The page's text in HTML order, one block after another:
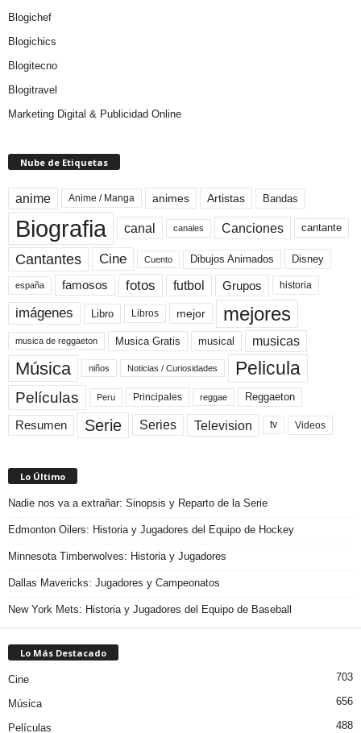
Blogichef
Blogichics
Blogitecno
Blogitravel
Marketing Digital & Publicidad Online
Nube de Etiquetas
anime Anime / Manga animes Artistas Bandas
Biografia canal canales Canciones cantante
Cantantes Cine Cuento Dibujos Animados Disney
españa famosos fotos futbol Grupos historia
imágenes Libro Libros mejor mejores
musica de reggaeton Musica Gratis musical musicas
Música niños Noticias / Curiosidades Pelicula
Películas Peru Principales reggae Reggaeton
Resumen Serie Series Television tv Videos
Lo Último
Nadie nos va a extrañar: Sinopsis y Reparto de la Serie
Edmonton Oilers: Historia y Jugadores del Equipo de Hockey
Minnesota Timberwolves: Historia y Jugadores
Dallas Mavericks: Jugadores y Campeonatos
New York Mets: Historia y Jugadores del Equipo de Baseball
Lo Más Destacado
Cine 703
Música 656
Películas 488